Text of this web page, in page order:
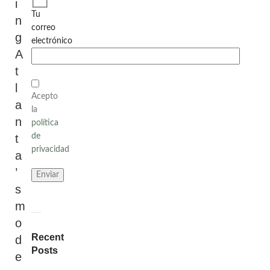
i
n
g
A
t
a
n
t
a
’
s
m
o
d
e
Tu
correo
electrónico
Acepto
la
política
de
privacidad
Recent
Posts